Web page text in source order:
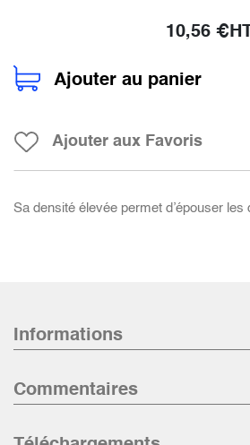
10,56 €
Ajouter au panier
Ajouter aux Favoris
Sa densité élevée permet d’épouser
Informations
Commentaires